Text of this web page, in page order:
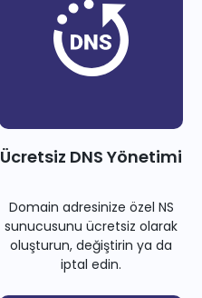
Ücretsiz DNS Yönetimi
Domain adresinize özel NS
sunucusunu ücretsiz olarak
oluşturun, değiştirin ya da
iptal edin.